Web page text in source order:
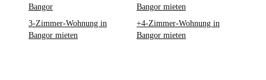
Bangor
Bangor mieten
3-Zimmer-Wohnung in
Bangor mieten
+4-Zimmer-Wohnung in
Bangor mieten